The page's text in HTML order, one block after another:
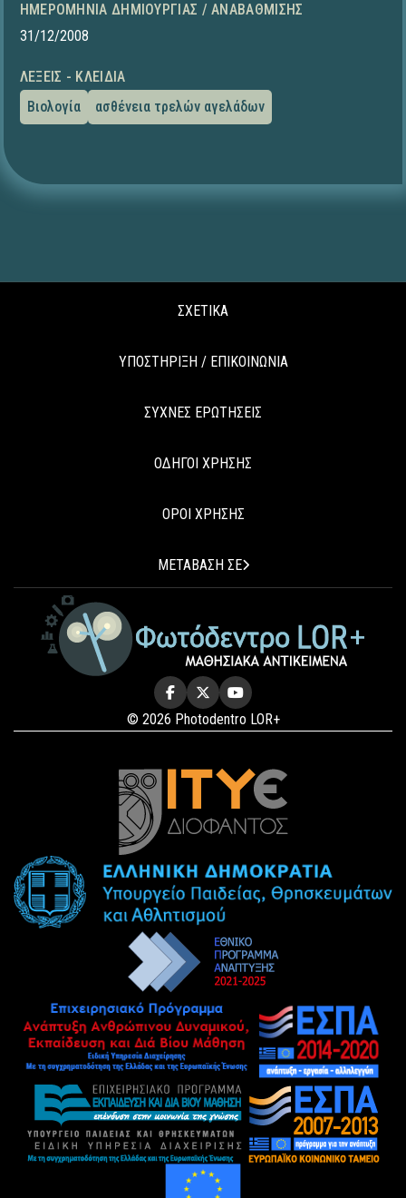
ΗΜΕΡΟΜΗΝΊΑ ΔΗΜΙΟΥΡΓΊΑΣ / ΑΝΑΒΆΘΜΙΣΗΣ
31/12/2008
ΛΈΞΕΙΣ - ΚΛΕΙΔΙΆ
Βιολογία
ασθένεια τρελών αγελάδων
ΣΧΕΤΙΚΑ
ΥΠΟΣΤΗΡΙΞΗ / ΕΠΙΚΟΙΝΩΝΙΑ
ΣΥΧΝΕΣ ΕΡΩΤΗΣΕΙΣ
ΟΔΗΓΟΙ ΧΡΗΣΗΣ
ΟΡΟΙ ΧΡΗΣΗΣ
ΜΕΤΑΒΑΣΗ ΣΕ
© 2026 Photodentro LOR+